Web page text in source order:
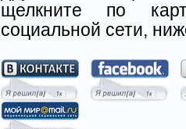
щелкните по
социальной сети,